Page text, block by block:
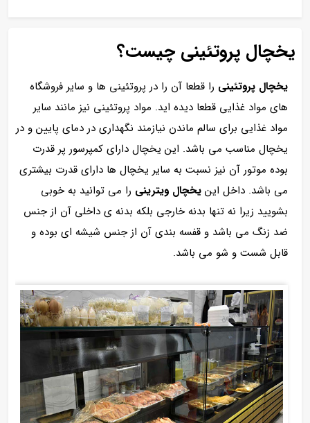
یخچال پروتئینی چیست؟
یخچال پروتئینی را قطعا آن را در پروتئینی ها و سایر فروشگاه
های مواد غذایی قطعا دیده اید. مواد پروتئینی نیز مانند سایر
مواد غذایی برای سالم ماندن نیازمند نگهداری در دمای پایین و در
یخچال مناسب می باشد. این یخچال دارای کمپرسور پر قدرت
بوده موتور آن نیز نسبت به سایر یخچال ها دارای قدرت بیشتری
می باشد. داخل این یخچال ویترینی را می توانید به خوبی
بشویید زیرا نه تنها بدنه خارجی بلکه بدنه ی داخلی آن از جنس
ضد زنگ می باشد و قفسه بندی آن از جنس شیشه ای بوده و
قابل شست و شو می باشد.